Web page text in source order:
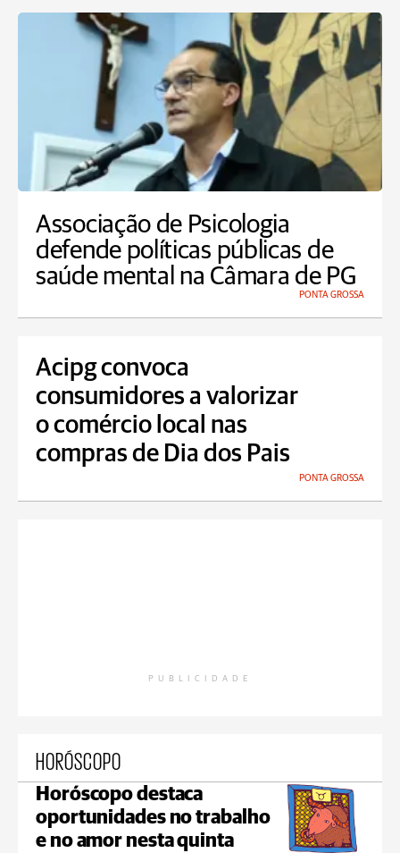
Associação de Psicologia
defende políticas públicas de
saúde mental na Câmara de PG
PONTA GROSSA
Acipg convoca
consumidores a valorizar
o comércio local nas
compras de Dia dos Pais
PONTA GROSSA
PUBLICIDADE
HORÓSCOPO
Horóscopo destaca
oportunidades no trabalho
e no amor nesta quinta